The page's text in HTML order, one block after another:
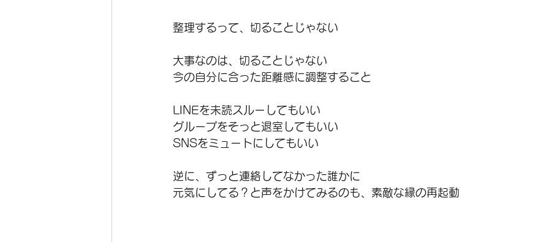
整理するって、切ることじゃない
大事なのは、切ることじゃない
今の自分に合った距離感に調整すること
LINEを未読スルーしてもいい
グループをそっと退室してもいい
SNSをミュートにしてもいい
逆に、ずっと連絡してなかった誰かに
元気にしてる？と声をかけてみるのも、素敵な縁の再起動